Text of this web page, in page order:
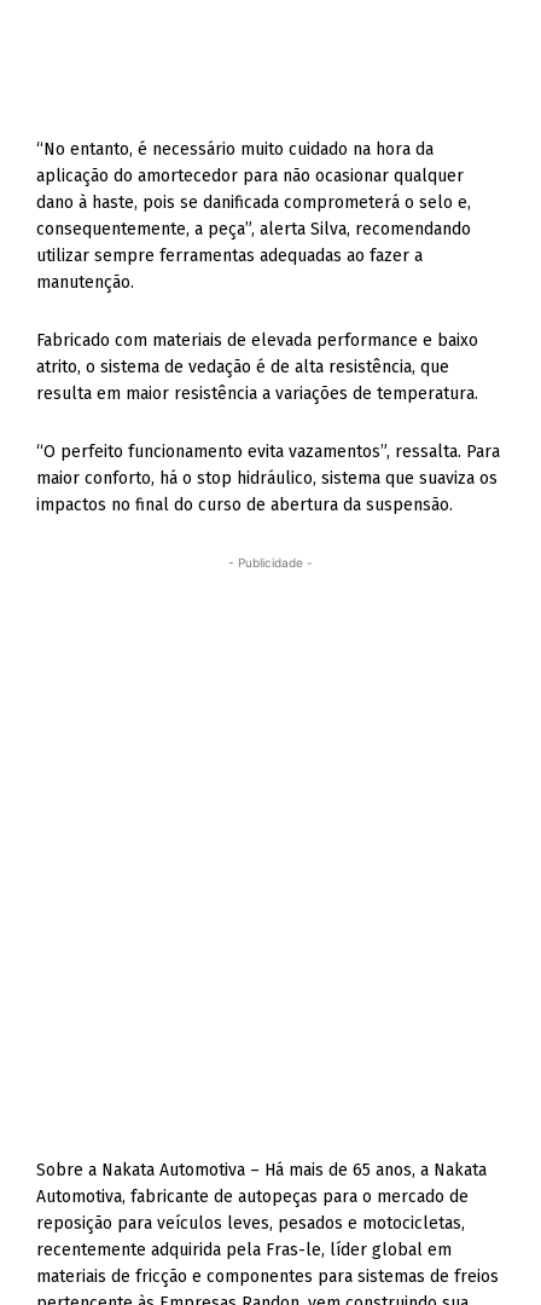
“No entanto, é necessário muito cuidado na hora da
aplicação do amortecedor para não ocasionar qualquer
dano à haste, pois se danificada comprometerá o selo e,
consequentemente, a peça”, alerta Silva, recomendando
utilizar sempre ferramentas adequadas ao fazer a
manutenção.
Fabricado com materiais de elevada performance e baixo
atrito, o sistema de vedação é de alta resistência, que
resulta em maior resistência a variações de temperatura.
“O perfeito funcionamento evita vazamentos”, ressalta. Para
maior conforto, há o stop hidráulico, sistema que suaviza os
impactos no final do curso de abertura da suspensão.
- Publicidade -
Sobre a Nakata Automotiva – Há mais de 65 anos, a Nakata
Automotiva, fabricante de autopeças para o mercado de
reposição para veículos leves, pesados e motocicletas,
recentemente adquirida pela Fras-le, líder global em
materiais de fricção e componentes para sistemas de freios